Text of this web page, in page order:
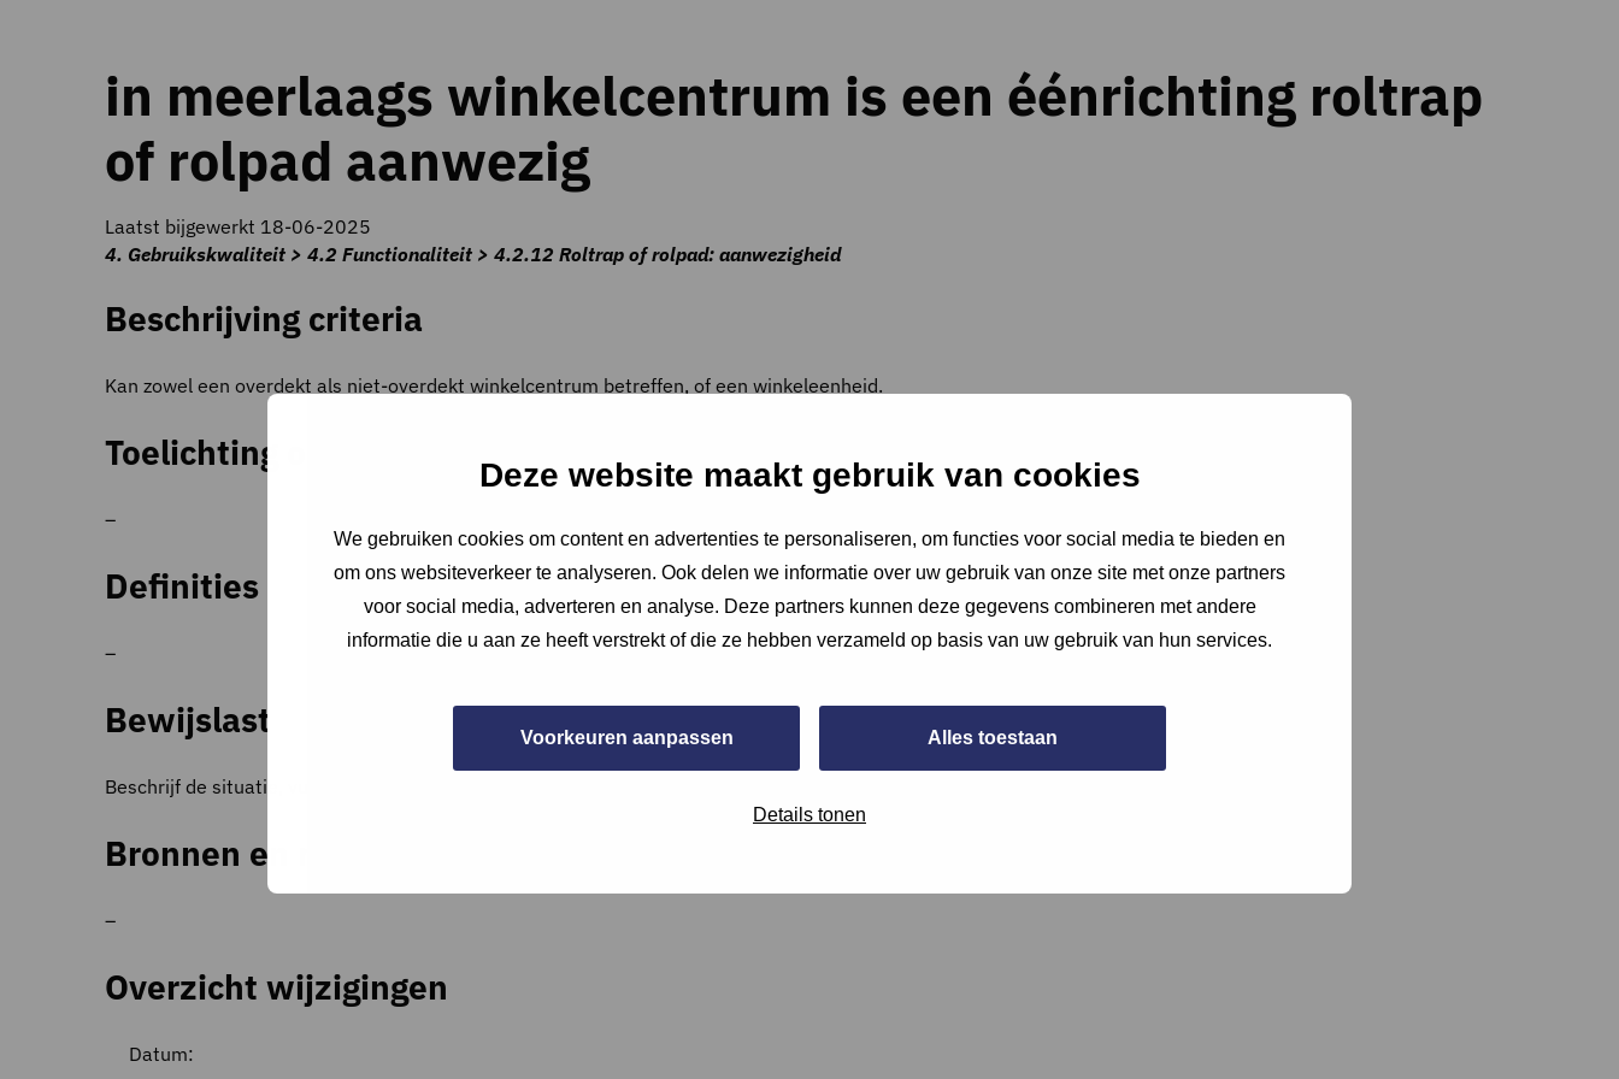
Deze website maakt gebruik van cookies
We gebruiken cookies om content en advertenties te personaliseren, om functies voor social media te bieden en
om ons websiteverkeer te analyseren. Ook delen we informatie over uw gebruik van onze site met onze partners
voor social media, adverteren en analyse. Deze partners kunnen deze gegevens combineren met andere
informatie die u aan ze heeft verstrekt of die ze hebben verzameld op basis van uw gebruik van hun services.
Voorkeuren aanpassen Alles toestaan
Details tonen
in meerlaags winkelcentrum is een éénrichting roltrap
of rolpad aanwezig
Laatst bijgewerkt 18-06-2025
4. Gebruikskwaliteit > 4.2 Functionaliteit > 4.2.12 Roltrap of rolpad: aanwezigheid
Beschrijving criteria
Kan zowel een overdekt als niet-overdekt winkelcentrum betreffen, of een winkeleenheid.
Toelichting op criteria
–
Definities
–
Bewijslast
Beschrijf de situatie, vul aan met een foto van de opname of (een screenshot van) documentatie, of verwijs hiernaar.
Bronnen en referenties
–
Overzicht wijzigingen
Datum: